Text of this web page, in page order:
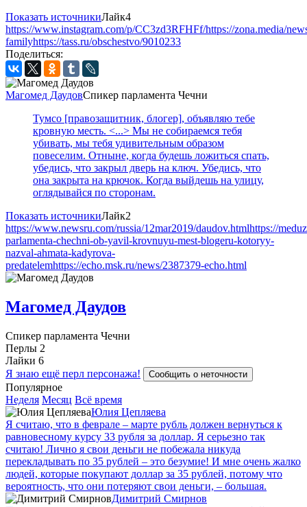
Показать источникиЛайк4
https://www.instagram.com/p/CC3zd3RFHFf/https://zona.media/
familyhttps://tass.ru/obschestvo/9010233
Поделиться:
Магомед ДаудовСпикер парламента Чечни
Тумсо [правозащитник, блогер], объявляю тебе
кровную месть. <...> Мы не собираемся тебя
убивать, мы тебя удивительным образом
повеселим. Отныне, когда будешь ложиться спать,
убедись, что закрыл дверь на ключ. Убедись, что
она закрыта на крючок. Когда выйдешь на улицу,
оглядывайся по сторонам.
Показать источникиЛайк2
https://www.newsru.com/russia/12mar2019/daudov.htmlhttps://
parlamenta-chechni-ob-yavil-krovnuyu-mest-blogeru-kotoryy-
nazval-ahmata-kadyrova-
predatelemhttps://echo.msk.ru/news/2387379-echo.html
Магомед Даудов
Спикер парламента Чечни
Перлы 2
Лайки 6
Я знаю ещё перл персонажа!
Сообщить о неточности
Популярное
Неделя Месяц Всё время
Юлия Цепляева
Я считаю, что в феврале – марте рубль должен вернуться к
равновесному курсу 33 рубля за доллар. Я серьезно так
считаю! Лично я свои деньги не побежала никуда
перекладывать по 35 рублей – это безумие! И мне очень жалко
людей, которые покупают доллар за 35 рублей, потому что
вероятность, что они потеряют свои деньги, – большая.
Димитрий Смирнов